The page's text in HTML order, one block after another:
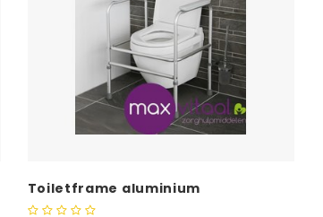
Toiletframe aluminium